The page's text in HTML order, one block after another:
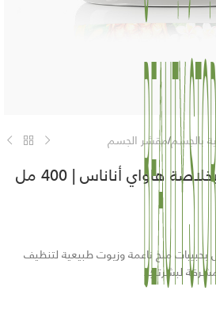
بالجسم/مقشر الجسم
هاواي أناناس | 400 مل
ملح ناعمة وزيوت طبيعية لتنظيف
لبشرتكِ.